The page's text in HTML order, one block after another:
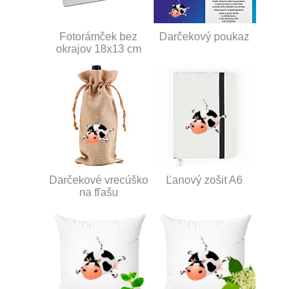
Fotorámček bez
okrajov 18x13 cm
Darčekový poukaz
Darčekové vrecúško
na fľašu
Ľanový zošit A6